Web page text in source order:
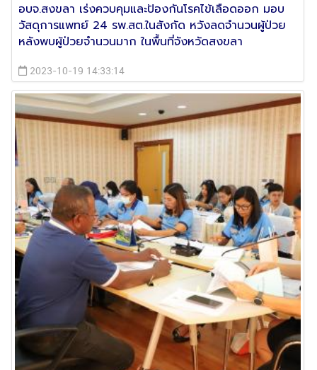
อบจ.สงขลา เร่งควบคุมและป้องกันโรคไข้เลือดออก มอบ
วัสดุการแพทย์ 24 รพ.สต.ในสังกัด หวังลดจำนวนผู้ป่วย
หลังพบผู้ป่วยจำนวนมาก ในพื้นที่จังหวัดสงขลา
2023-10-19 14:33:14